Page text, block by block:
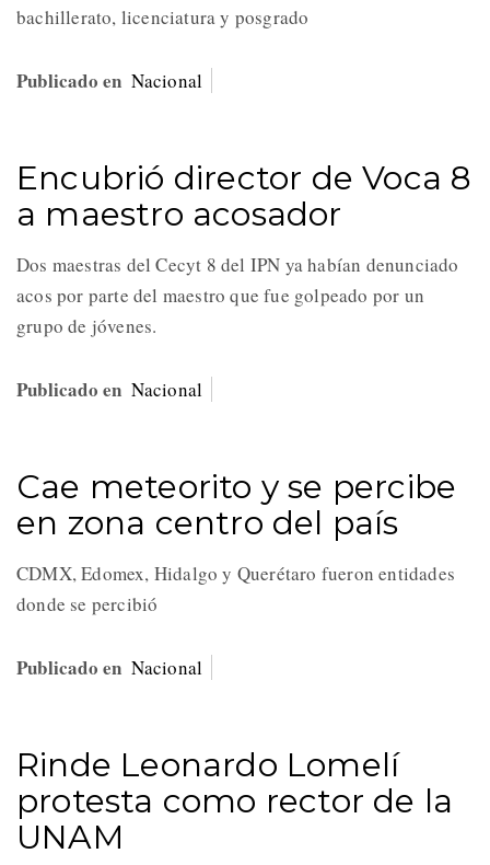
bachillerato, licenciatura y posgrado
Publicado en Nacional
Encubrió director de Voca 8
a maestro acosador
Dos maestras del Cecyt 8 del IPN ya habían denunciado
acos por parte del maestro que fue golpeado por un
grupo de jóvenes.
Publicado en Nacional
Cae meteorito y se percibe
en zona centro del país
CDMX, Edomex, Hidalgo y Querétaro fueron entidades
donde se percibió
Publicado en Nacional
Rinde Leonardo Lomelí
protesta como rector de la
UNAM